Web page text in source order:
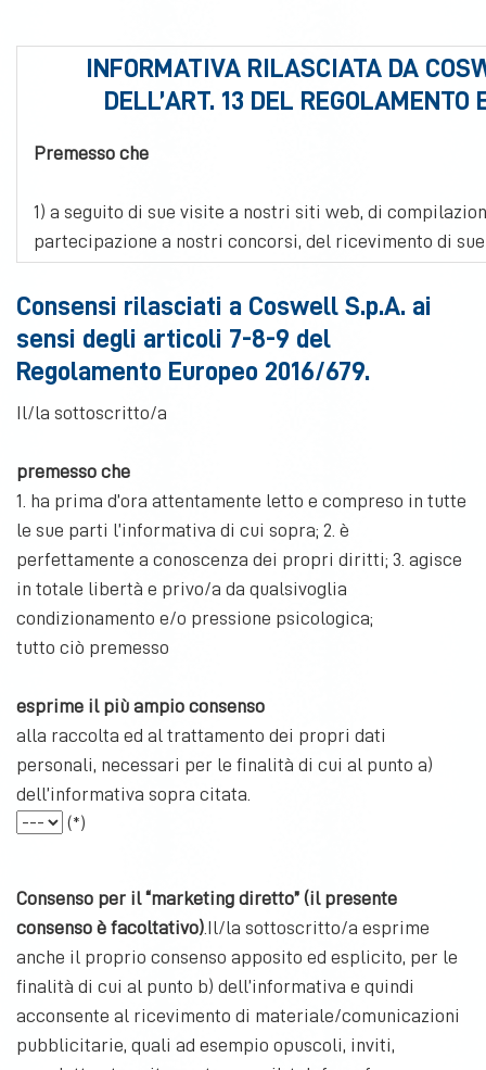
INFORMATIVA RILASCIATA DA
DELL’ART. 13 DEL
Premesso che
1) a seguito di sue visite a nostri siti web, di
partecipazione a nostri concorsi, del ricevimento di
commerciali, la nostra società si troverà a raccogliere
2) le specifichiamo sin d’ora per chiarezza, le seguenti
Europeo 2016/679:
Dato personale
: qualsiasi informazione riguardante
identificabile («interessato»); si considera
identificativo come il nome, un numero di
identificativo online o a uno o più elementi
fisiologica, genetica, psichica, economica, culturale o
Trattamento : qualsiasi operazione o insieme di
di processi automatizzati e applicate a dati personali
raccolta, la registrazione, l’organizzazione, la
l’adattamento o la modifica, l’estrazione, la
raffronto o l’interconnessione, la limitazione, la
premesso, ai sensi dell'articolo 13 del Regolamento
La informiamo
scrivente in conformità a quanto segue:
finalità generali
: i dati saranno trattati per
tecnici e per le attività aziendali obbligatorie per
Consensi rilasciati a Coswell S.p.A. ai
sensi degli articoli 7-8-9 del
Regolamento Europeo 2016/679.
Il/la sottoscritto/a
premesso che
1. ha prima d’ora attentamente letto e compreso in tutte
le sue parti l’informativa di cui sopra; 2. è
perfettamente a conoscenza dei propri diritti; 3. agisce
in totale libertà e privo/a da qualsivoglia
condizionamento e/o pressione psicologica;
tutto ciò premesso
esprime il più ampio consenso
alla raccolta ed al trattamento dei propri dati
personali, necessari per le finalità di cui al punto a)
dell’informativa sopra citata.
(*)
Consenso per il “marketing diretto” (il presente
consenso è facoltativo) .Il/la sottoscritto/a esprime
anche il proprio consenso apposito ed esplicito, per le
finalità di cui al punto b) dell’informativa e quindi
acconsente al ricevimento di materiale/comunicazioni
pubblicitarie, quali ad esempio opuscoli, inviti,